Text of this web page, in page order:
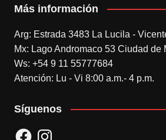
Más información
Arg: Estrada 3483 La Lucila -
Mx: Lago Andromaco 53 Ciudad de
Ws: +54 9 11 55777684
Atención: Lu - Vi 8:00 a.m.- 4 p.m.
Síguenos
FacebookInstagram